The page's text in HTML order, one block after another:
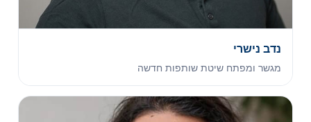
נדב נישרי
מגשר ומפתח שיטת שותפות חדשה